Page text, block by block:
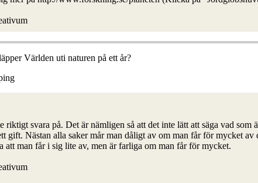
Världen uti naturen på ett år?
riktigt svara på. Det är nämligen så att det inte lätt att säga vad som
gift. Nästan alla saker mår man dåligt av om man får för mycket av
att man får i sig lite av, men är farliga om man får för mycket.